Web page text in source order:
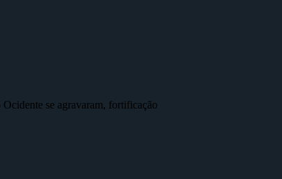
se agravaram, fortificação